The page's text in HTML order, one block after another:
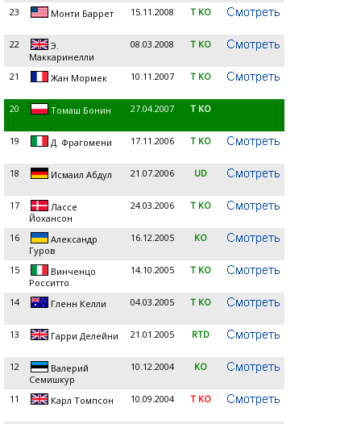
23 Монти Баррет 15.11.2008 T KO
22
Э.
Маккаринелли
08.03.2008 T KO
21 Жан Мормек 10.11.2007 T KO
20 Томаш Бонин 27.04.2007 T KO
19 Д. Фрагомени 17.11.2006 T KO
18 Исмаил Абдул 21.07.2006 UD
17
Лассе
Йохансон
24.03.2006 T KO
16
Александр
Гуров
16.12.2005 KO
15
Винченцо
Росситто
14.10.2005 T KO
14 Гленн Келли 04.03.2005 T KO
13 Гарри Делейни 21.01.2005 RTD
12
Валерий
Семишкур
10.12.2004 KO
11 Карл Томпсон 10.09.2004 T KO